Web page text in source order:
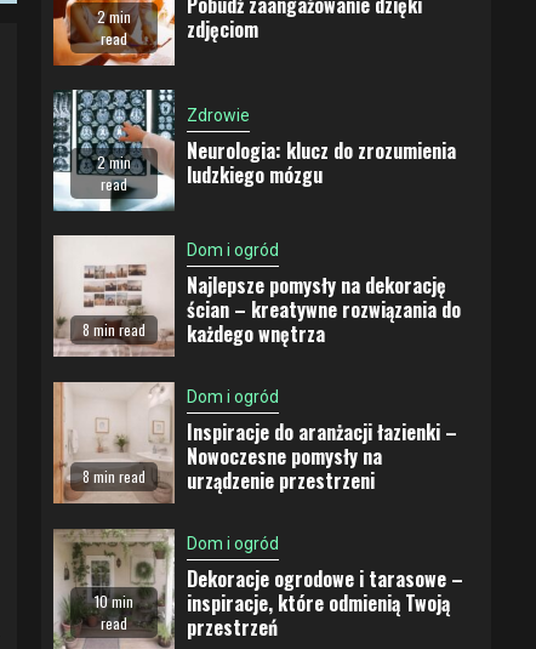
2 min
read
zdjęciom
2 min
read
Zdrowie
Neurologia: klucz do zrozumienia
ludzkiego mózgu
8 min read
Dom i ogród
Najlepsze pomysły na dekorację
ścian – kreatywne rozwiązania do
każdego wnętrza
8 min read
Dom i ogród
Inspiracje do aranżacji łazienki –
Nowoczesne pomysły na
urządzenie przestrzeni
10 min
read
Dom i ogród
Dekoracje ogrodowe i tarasowe –
inspiracje, które odmienią Twoją
przestrzeń